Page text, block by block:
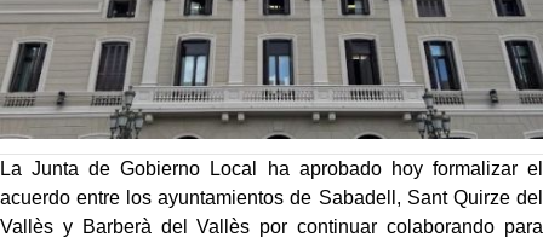
La Junta de Gobierno Local ha aprobado hoy formalizar el
acuerdo entre los ayuntamientos de Sabadell, Sant Quirze del
Vallès y Barberà del Vallès por continuar colaborando para